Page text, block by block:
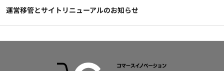
運営移管とサイトリニューアルのお知らせ